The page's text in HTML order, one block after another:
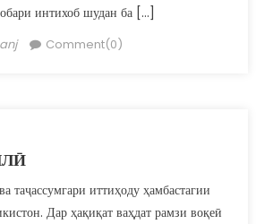
интихоб шудан ба […]
Comment(0)
таҷассумгари иттиҳоду ҳамбастагии
Дар ҳақиқат ваҳдат рамзи воқеӣ